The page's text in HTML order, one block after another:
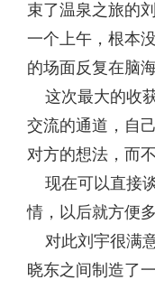
束了温泉之旅的
一个上午，根本
的场面反复在脑
这次最大的收
交流的通道，自
对方的想法，而
现在可以直接
情，以后就方便多
对此刘宇很满
晓东之间制造了